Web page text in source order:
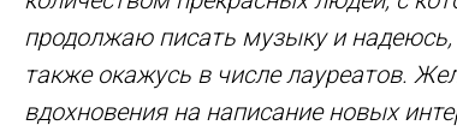
продолжаю писать музыку и надеюсь,
также окажусь в числе лауреатов.
вдохновения на написание новых